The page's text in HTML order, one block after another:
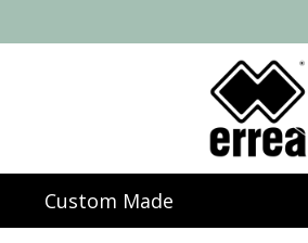
Custom Made